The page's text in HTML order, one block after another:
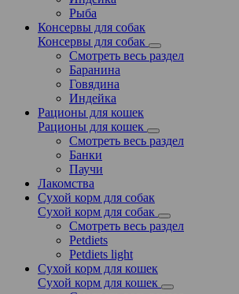
Рыба
Консервы для собак
Консервы для собак
Смотреть весь раздел
Баранина
Говядина
Индейка
Рационы для кошек
Рационы для кошек
Смотреть весь раздел
Банки
Паучи
Лакомства
Сухой корм для собак
Сухой корм для собак
Смотреть весь раздел
Petdiets
Petdiets light
Сухой корм для кошек
Сухой корм для кошек